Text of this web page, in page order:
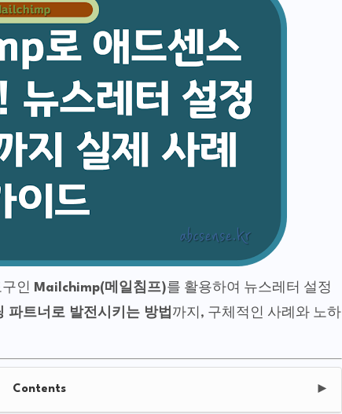
인 Mailchimp(메일침프)를 활용하여 뉴스레터 설정
파트너로 발전시키는 방법 까지, 구체적인 사례와 노하
Contents ►